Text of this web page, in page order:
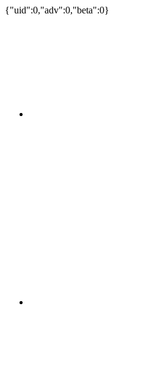
{"uid":0,"adv":0,"beta":0}